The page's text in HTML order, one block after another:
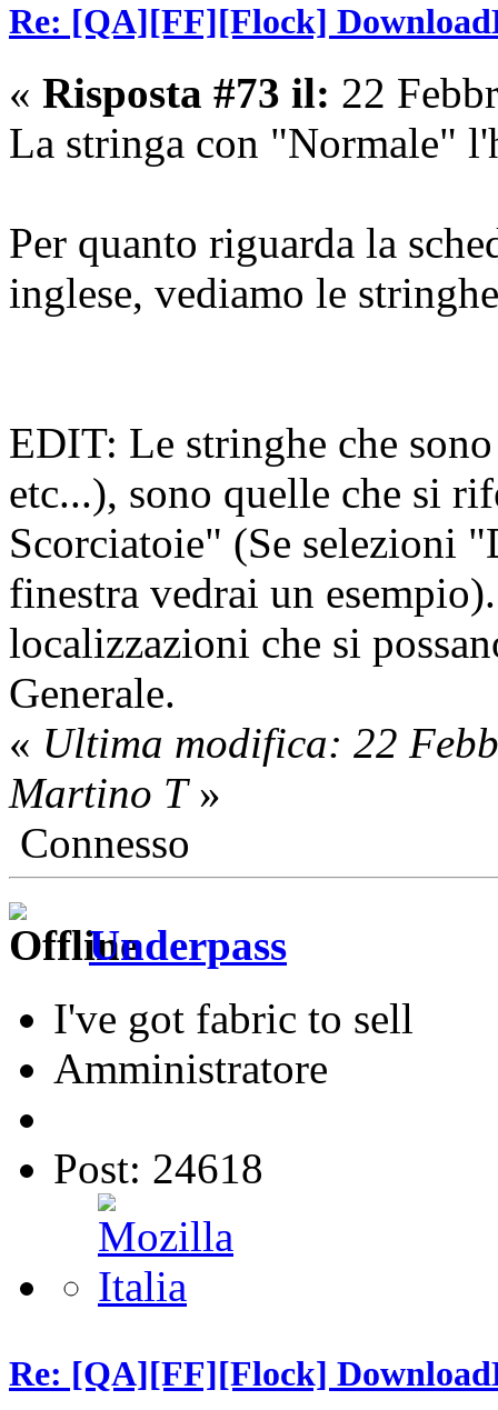
Re: [QA][FF][Flock]
« Risposta #73 il: 22
La stringa con "Normale"
Per quanto riguarda la
inglese, vediamo le
EDIT: Le stringhe che
etc...), sono quelle che si
Scorciatoie" (Se selezioni
finestra vedrai un
localizzazioni che si
Generale.
« Ultima modifica: 22
Martino T»
Connesso
Underpass
I've got fabric to sell
Amministratore
Post: 24618
Re: [QA][FF][Flock]